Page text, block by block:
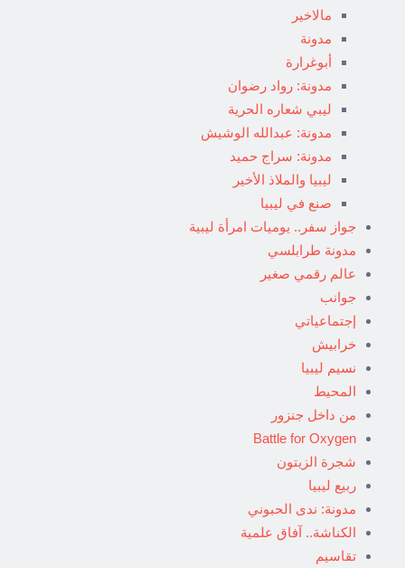
مالاخير
مدونة
أبوغرارة
مدونة: رواد رضوان
ليبي شعاره الحرية
مدونة: عبدالله الوشيش
مدونة: سراج حميد
ليبيا والملاذ الأخير
صنع في ليبيا
جواز سفر.. يوميات امرأة ليبية
مدونة طرابلسي
عالم رقمي صغير
جوانب
إجتماعياتي
خرابيش
نسيم ليبيا
المحيط
من داخل جنزور
Battle for Oxygen
شجرة الزيتون
ربيع ليبيا
مدونة: ندى الحبوني
الكناشة.. آفاق علمية
تقاسيم